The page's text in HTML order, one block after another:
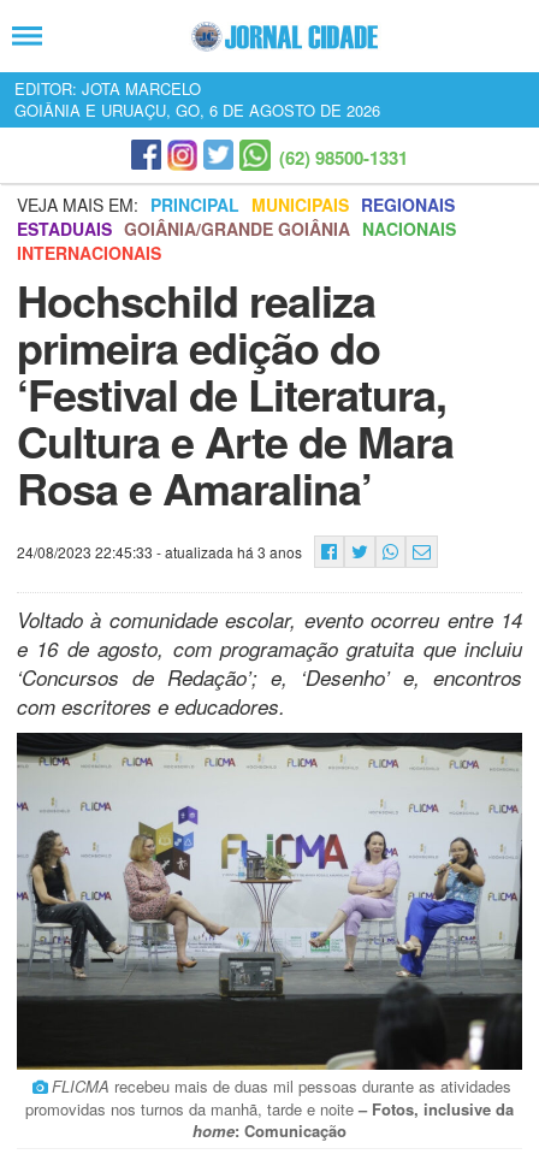
EDITOR: JOTA MARCELO
GOIÂNIA E URUAÇU, GO, 6 DE AGOSTO DE 2026
(62) 98500-1331
VEJA MAIS EM: PRINCIPAL MUNICIPAIS REGIONAIS
ESTADUAIS GOIÂNIA/GRANDE GOIÂNIA NACIONAIS
INTERNACIONAIS
Hochschild realiza
primeira edição do
‘Festival de Literatura,
Cultura e Arte de Mara
Rosa e Amaralina’
24/08/2023 22:45:33 - atualizada há 3 anos
Voltado à comunidade escolar, evento ocorreu entre 14
e 16 de agosto, com programação gratuita que incluiu
‘Concursos de Redação’; e, ‘Desenho’ e, encontros
com escritores e educadores.
FLICMA recebeu mais de duas mil pessoas durante as atividades
promovidas nos turnos da manhã, tarde e noite – Fotos, inclusive da
home: Comunicação